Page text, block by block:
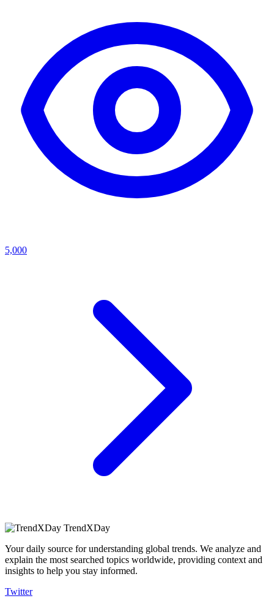
5,000
TrendXDay
Your daily source for understanding global trends. We analyze and
explain the most searched topics worldwide, providing context and
insights to help you stay informed.
Twitter